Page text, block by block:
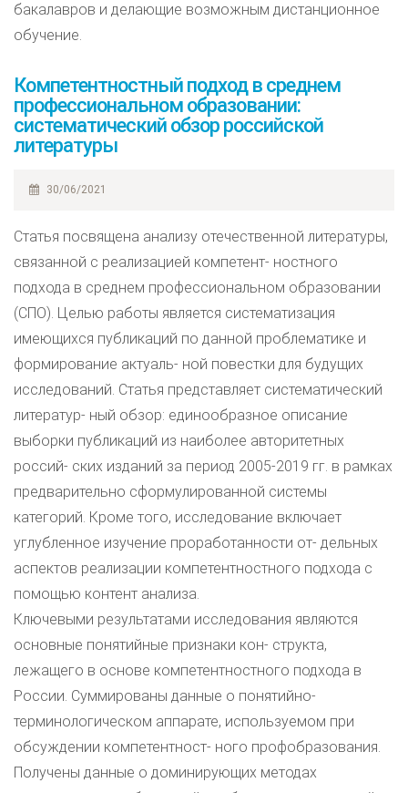
бакалавров и делающие возможным дистанционное
обучение.
Компетентностный подход в среднем
профессиональном образовании:
систематический обзор российской
литературы
30/06/2021
Статья посвящена анализу отечественной литературы,
связанной с реализацией компетент- ностного
подхода в среднем профессиональном образовании
(СПО). Целью работы является систематизация
имеющихся публикаций по данной проблематике и
формирование актуаль- ной повестки для будущих
исследований. Статья представляет систематический
литератур- ный обзор: единообразное описание
выборки публикаций из наиболее авторитетных
россий- ских изданий за период 2005-2019 гг. в рамках
предварительно сформулированной системы
категорий. Кроме того, исследование включает
углубленное изучение проработанности от- дельных
аспектов реализации компетентностного подхода с
помощью контент анализа.
Ключевыми результатами исследования являются
основные понятийные признаки кон- структа,
лежащего в основе компетентностного подхода в
России. Суммированы данные о понятийно-
терминологическом аппарате, используемом при
обсуждении компетентност- ного профобразования.
Получены данные о доминирующих методах